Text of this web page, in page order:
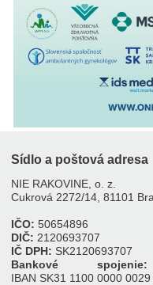
Sídlo a poštová adresa
NIE RAKOVINE, o. z.
Cukrová 2272/14, 81101
IČO: 50654896
DIČ: 2120693707
IČ DPH: SK2120693707
Bankové spojenie:
IBAN SK31 1100 0000